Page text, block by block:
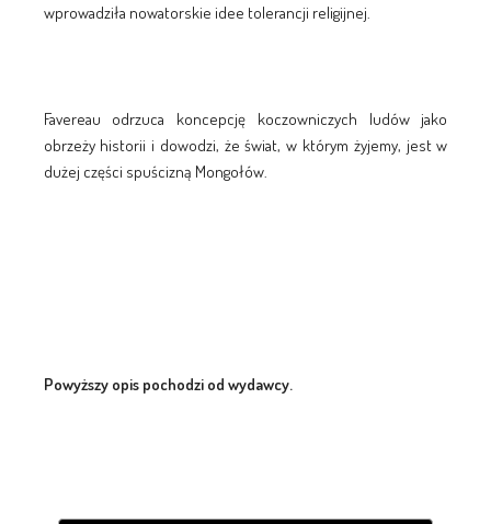
wprowadziła nowatorskie idee tolerancji religijnej.
Favereau odrzuca koncepcję koczowniczych ludów jako
obrzeży historii i dowodzi, że świat, w którym żyjemy, jest w
dużej części spuścizną Mongołów.
Powyższy opis pochodzi od wydawcy.